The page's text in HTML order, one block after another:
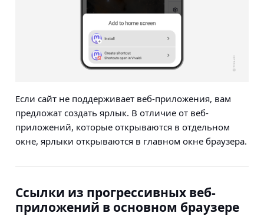
Если сайт не поддерживает веб-приложения, вам
предложат создать ярлык. В отличие от веб-
приложений, которые открываются в отдельном
окне, ярлыки открываются в главном окне браузера.
Ссылки из прогрессивных веб-
приложений в основном браузере